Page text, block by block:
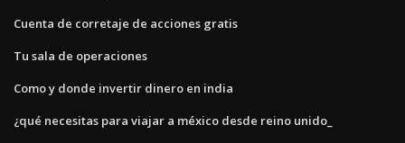
Cuenta de corretaje de acciones gratis
Tu sala de operaciones
Como y donde invertir dinero en india
¿qué necesitas para viajar a méxico desde reino unido_